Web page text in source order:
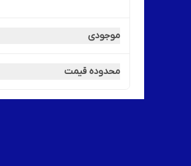
موجودی
محدوده قیمت